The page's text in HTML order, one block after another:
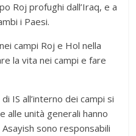
Roj profughi dall’Iraq, e a
i Paesi.
campi Roj e Hol nella
la vita nei campi e fare
IS all’interno dei campi si
alle unità generali hanno
sono responsabili